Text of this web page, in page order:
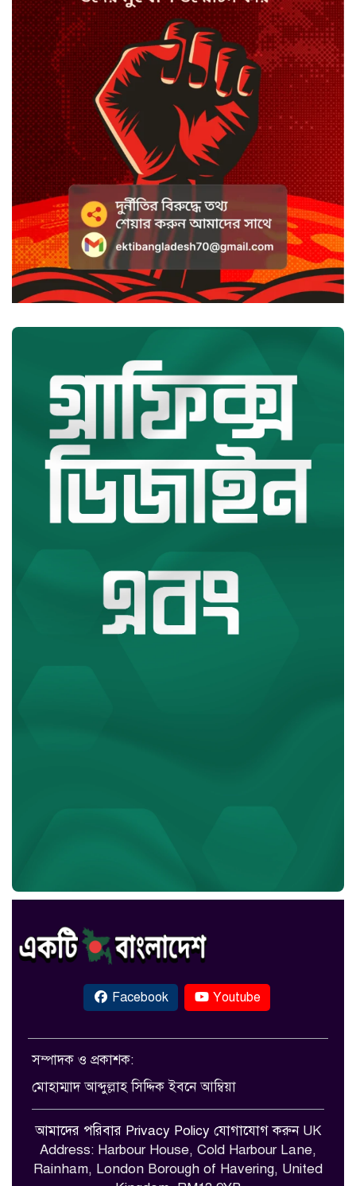
যুক্তরাজ্যে সামাজিকমাধ্যমের কারফিউ
মানছে না কিশোররা
9 ঘণ্টা আগে
কটাক্ষ আর বিদ্রূপে জমে উঠেছে
ভ্যান্সের রাজনীতি
9 ঘণ্টা আগে
সৌদি আরবে হুতি হামলায় শিশুসহ
আহত ১১
9 ঘণ্টা আগে
Facebook Youtube
সম্পাদক ও প্রকাশক:
মোহাম্মাদ আব্দুল্লাহ সিদ্দিক ইবনে আম্বিয়া
আমাদের পরিবার Privacy Policy যোগাযোগ করুনUK
Address: Harbour House, Cold Harbour Lane,
Rainham, London Borough of Havering, United